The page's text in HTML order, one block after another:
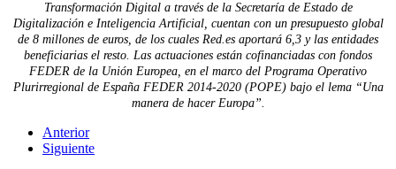
Transformación Digital a través de la Secretaría de Estado de
Digitalización e Inteligencia Artificial, cuentan con un presupuesto global
de 8 millones de euros, de los cuales Red.es aportará 6,3 y las entidades
beneficiarias el resto. Las actuaciones están cofinanciadas con fondos
FEDER de la Unión Europea, en el marco del Programa Operativo
Plurirregional de España FEDER 2014-2020 (POPE) bajo el lema “Una
manera de hacer Europa”.
Anterior
Siguiente